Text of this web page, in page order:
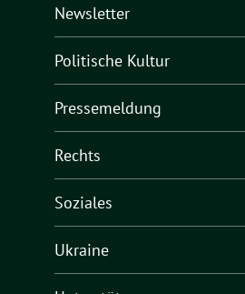
Newsletter
Politische Kultur
Pressemeldung
Rechts
Soziales
Ukraine